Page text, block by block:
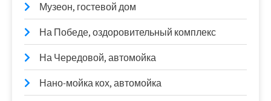
Музеон, гостевой дом
На Победе, оздоровительный комплекс
На Чередовой, автомойка
Нано-мойка кох, автомойка